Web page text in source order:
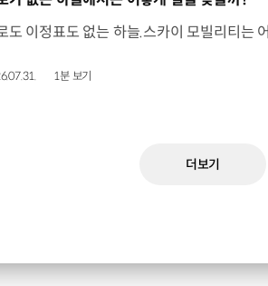
1분 보기
더보기